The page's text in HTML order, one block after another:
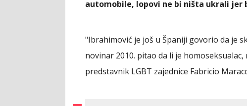
automobile, lopovi ne bi ništa ukrali jer
"Ibrahimović je još u Španiji govorio da je
novinar 2010. pitao da li je
predstavnik LGBT zajednice Fabricio